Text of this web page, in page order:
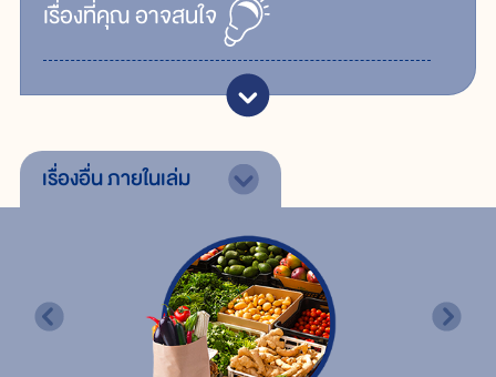
เรื่ิองที่คุณอาจสนใจ
เรื่องอื่นภายในเล่ม